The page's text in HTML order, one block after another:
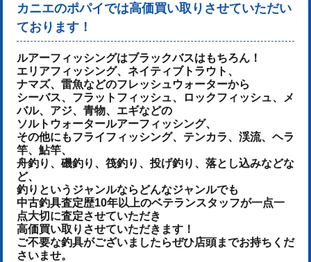
カニエのポパイでは高価買い取りさせていただい
ております！
ルアーフィッシングはブラックバスはもちろん！
エリアフィッシング、ネイティブトラウト、
ナマズ、雷魚などのフレッシュウォーターから
シーバス、フラットフィッシュ、ロックフィッシュ、メ
バル、アジ、青物、 エギなどの
ソルトウォータールアーフィッシング、
その他にもフライフィッシング、テンカラ、渓流、ヘラ
竿、鮎竿、
舟釣り、磯釣り、筏釣り、投げ釣り、落とし込みなどな
ど、
釣りというジャンルならどんなジャンルでも
中古釣具査定歴10年以上のベテランスタッフが一点一
点大切に査定させていただき
高価買い取りさせていただきます！
ご不要な釣具がございましたらぜひ店頭までお持ちくだ
さいませ。